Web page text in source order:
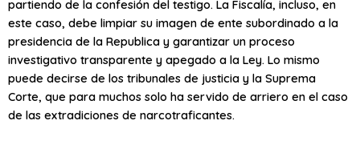
partiendo de la confesión del testigo. La Fiscalía, incluso, en
este caso, debe limpiar su imagen de ente subordinado a la
presidencia de la Republica y garantizar un proceso
investigativo transparente y apegado a la Ley. Lo mismo
puede decirse de los tribunales de justicia y la Suprema
Corte, que para muchos solo ha servido de arriero en el caso
de las extradiciones de narcotraficantes.